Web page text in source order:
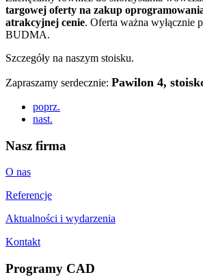
targowej oferty na zakup
atrakcyjnej cenie. Oferta ważna wyłącznie
BUDMA.
Szczegóły na naszym stoisku.
Zapraszamy serdecznie: Pawilon 4,
poprz.
nast.
Nasz firma
O nas
Referencje
Aktualności i wydarzenia
Kontakt
Programy CAD